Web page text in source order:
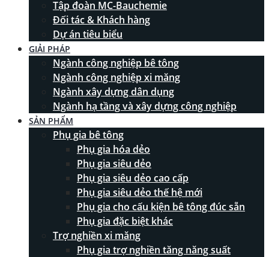
Tập đoàn MC-Bauchemie
Đối tác & Khách hàng
Dự án tiêu biểu
GIẢI PHÁP
Ngành công nghiệp bê tông
Ngành công nghiệp xi măng
Ngành xây dựng dân dụng
Ngành hạ tầng và xây dựng công nghiệp
SẢN PHẨM
Phụ gia bê tông
Phụ gia hóa dẻo
Phụ gia siêu dẻo
Phụ gia siêu dẻo cao cấp
Phụ gia siêu dẻo thế hệ mới
Phụ gia cho cấu kiện bê tông đúc sẵn
Phụ gia đặc biệt khác
Trợ nghiền xi măng
Phụ gia trợ nghiền tăng năng suất